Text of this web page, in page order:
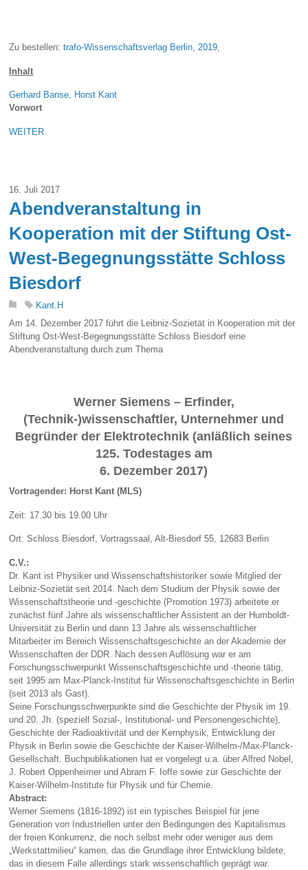
Zu bestellen:trafo-Wissenschaftsverlag Berlin, 2019,
Inhalt
Gerhard Banse, Horst Kant
Vorwort
WEITER
16. Juli 2017
Abendveranstaltung in
Kooperation mit der Stiftung Ost-
West-Begegnungsstätte Schloss
Biesdorf
Kant.H
Am 14. Dezember 2017 führt die Leibniz-Sozietät in Kooperation mit der
Stiftung Ost-West-Begegnungsstätte Schloss Biesdorf eine
Abendveranstaltung durch zum Thema
Werner Siemens – Erfinder,
(Technik-)wissenschaftler, Unternehmer und
Begründer der Elektrotechnik (anläßlich seines
125. Todestages am
6. Dezember 2017)
Vortragender: Horst Kant (MLS)
Zeit: 17.30 bis 19.00 Uhr
Ort: Schloss Biesdorf, Vortragssaal, Alt-Biesdorf 55, 12683 Berlin
C.V.:
Dr. Kant ist Physiker und Wissenschaftshistoriker sowie Mitglied der
Leibniz-Sozietät seit 2014. Nach dem Studium der Physik sowie der
Wissenschaftstheorie und -geschichte (Promotion 1973) arbeitete er
zunächst fünf Jahre als wissenschaftlicher Assistent an der Humboldt-
Universität zu Berlin und dann 13 Jahre als wissenschaftlicher
Mitarbeiter im Bereich Wissenschaftsgeschichte an der Akademie der
Wissenschaften der DDR. Nach dessen Auflösung war er am
Forschungsschwerpunkt Wissenschaftsgeschichte und -theorie tätig,
seit 1995 am Max-Planck-Institut für Wissenschaftsgeschichte in Berlin
(seit 2013 als Gast).
Seine Forschungsschwerpunkte sind die Geschichte der Physik im 19.
und 20. Jh. (speziell Sozial-, Institutional- und Personengeschichte),
Geschichte der Radioaktivität und der Kernphysik, Entwicklung der
Physik in Berlin sowie die Geschichte der Kaiser-Wilhelm-/Max-Planck-
Gesellschaft. Buchpublikationen hat er vorgelegt u.a. über Alfred Nobel,
J. Robert Oppenheimer und Abram F. Ioffe sowie zur Geschichte der
Kaiser-Wilhelm-Institute für Physik und für Chemie.
Abstract:
Werner Siemens (1816-1892) ist ein typisches Beispiel für jene
Generation von Industriellen unter den Bedingungen des Kapitalismus
der freien Konkurrenz, die noch selbst mehr oder weniger aus dem
„Werkstattmilieu“ kamen, das die Grundlage ihrer Entwicklung bildete,
das in diesem Falle allerdings stark wissenschaftlich geprägt war.